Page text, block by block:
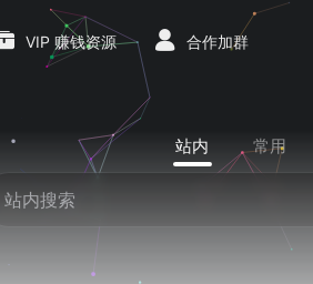
VIP 赚钱资源 合作加群
站内 常用